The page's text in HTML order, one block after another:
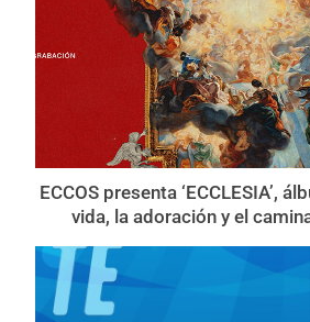
ECCOS presenta ‘ECCLESIA’,
vida, la adoración y el